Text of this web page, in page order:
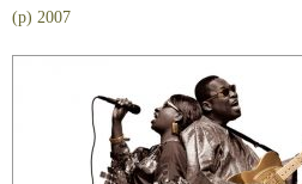
(p) 2007